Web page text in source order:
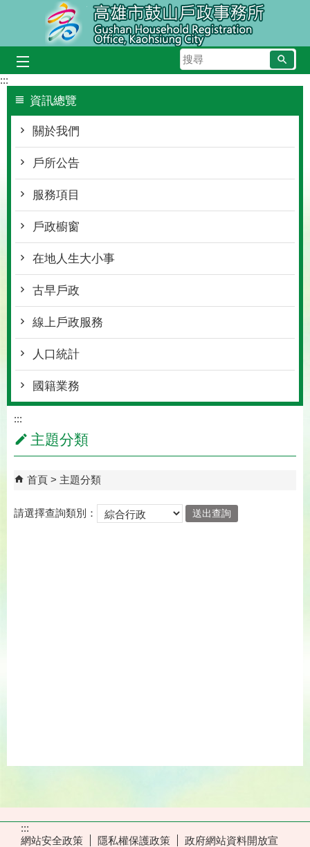
跳到主要內容區塊
搜
尋
:::
資訊總覽
關於我們
戶所公告
服務項目
戶政櫥窗
在地人生大小事
古早戶政
線上戶政服務
人口統計
國籍業務
:::
主題分類
首頁 主題分類
請選擇查詢類別：
:::
網站安全政策
隱私權保護政策
政府網站資料開放宣